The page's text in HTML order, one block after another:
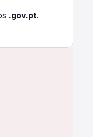
.gov.pt.